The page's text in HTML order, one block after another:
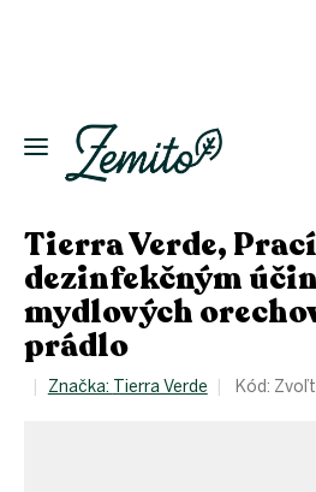
Ekodomácnosť
Ekologická
Kozmetika
Fľaše
Akcia
Zachráň
a ušetri
Novinky
Tierra Verde,
dezinfekčným
mydlových
prádlo
Značka: Tierra Verde Kód: